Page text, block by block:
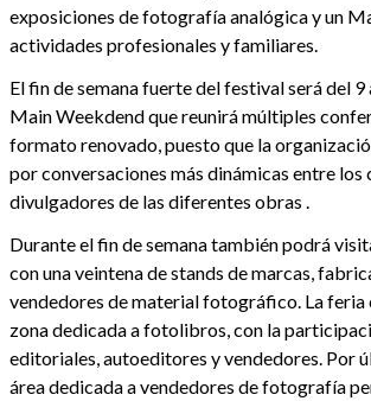
exposiciones de fotografía analógica y un
actividades profesionales y familiares.
El fin de semana fuerte del festival será del 9
Main Weekdend que reunirá múltiples
formato renovado, puesto que la
por conversaciones más dinámicas entre los
divulgadores de las diferentes obras .
Durante el fin de semana también podrá
con una veintena de stands de marcas,
vendedores de material fotográfico. La feria
zona dedicada a fotolibros, con la
editoriales, autoeditores y vendedores. Por
área dedicada a vendedores de fotografía